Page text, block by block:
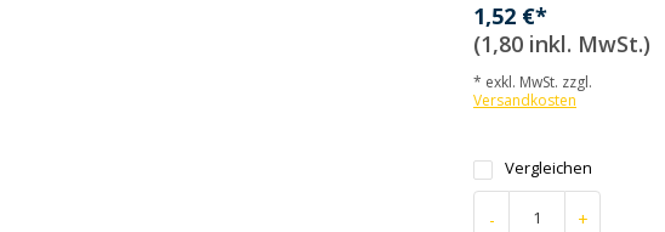
1,52 €*
(1,80 inkl. MwSt.)
* exkl. MwSt. zzgl.
Versandkosten
Vergleichen
- +